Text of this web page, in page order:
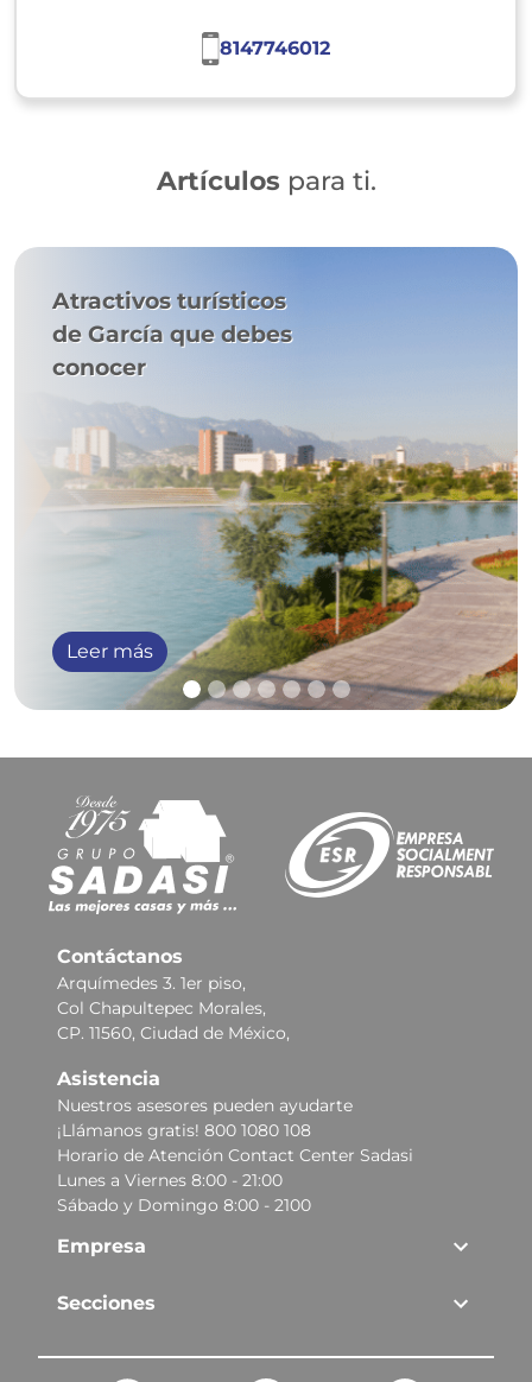
8147746012
Artículos para ti.
Atractivos turísticos
de García que debes
conocer
Leer más
Contáctanos
Arquímedes 3. 1er piso,
Col Chapultepec Morales,
CP. 11560, Ciudad de México,
Asistencia
Nuestros asesores pueden ayudarte
¡Llámanos gratis! 800 1080 108
Horario de Atención Contact Center Sadasi
Lunes a Viernes 8:00 - 21:00
Sábado y Domingo 8:00 - 2100
Empresa
Secciones